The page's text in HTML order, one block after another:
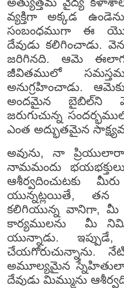
వ్యక్తిగా అక్కడ
సంబంధముగా ఈ
దేవుడు కలిగించాడు.
జరిగినది. ఆమె
జీవితములో
అనుగ్రహించాడు.
అందమైన బైబిల్‌ని
జరుగుచున్న
ఎంత అద్భుతమైన
అవును, నా
నామమందు
ఆశీర్వదించుటకు
యున్నట్లయితే, తన
కలిగియున్న వానిగా,
కార్యములను మీ
యున్నాడు.
చేయగోరుచున్నాను.
అమూల్యమైన
దేవుడు మిమ్మును